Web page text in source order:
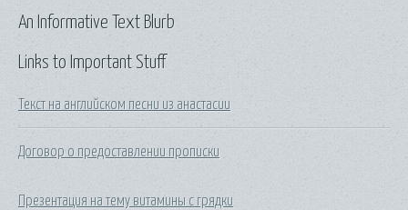
Links to Important Stuff
Текст на английском песни из анастасии
Договор о предоставлении прописки
Презентация на тему витамины с грядки
An Informative Text Blurb